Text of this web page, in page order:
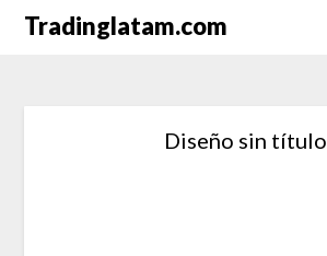
SaltarTradinglatam.com
Diseño sin título